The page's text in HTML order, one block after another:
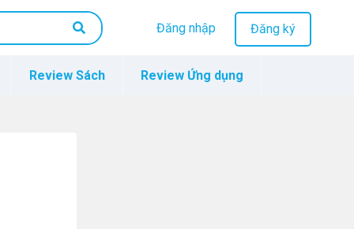
Đăng nhập Đăng ký
Review Sách Review Ứng dụng